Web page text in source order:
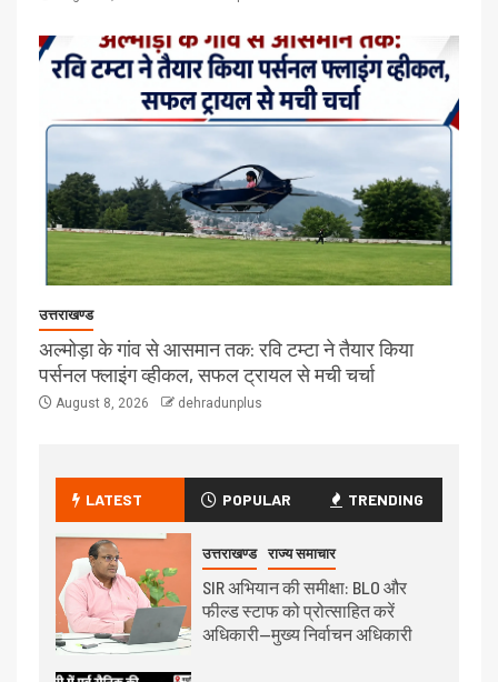
उत्तराखण्ड
अल्मोड़ा के गांव से आसमान तक: रवि टम्टा ने तैयार किया
पर्सनल फ्लाइंग व्हीकल, सफल ट्रायल से मची चर्चा
August 8, 2026 dehradunplus
LATEST POPULAR TRENDING
उत्तराखण्ड राज्य समाचार
SIR अभियान की समीक्षा: BLO और
फील्ड स्टाफ को प्रोत्साहित करें
अधिकारी—मुख्य निर्वाचन अधिकारी